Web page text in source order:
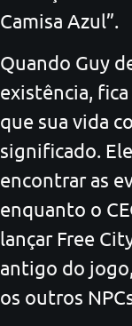
Camisa Azul”.
Quando Guy
existência,
que sua vida
significado.
encontrar as
enquanto o
lançar Free
antigo do
os outros